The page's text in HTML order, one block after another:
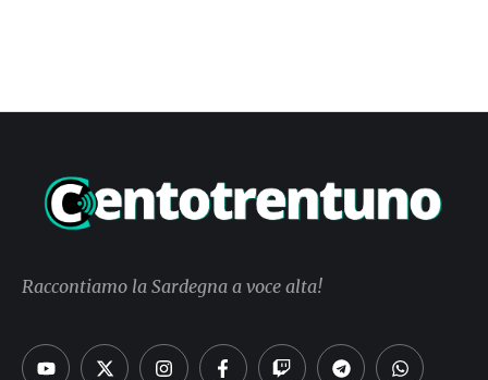
Raccontiamo la Sardegna a voce alta!